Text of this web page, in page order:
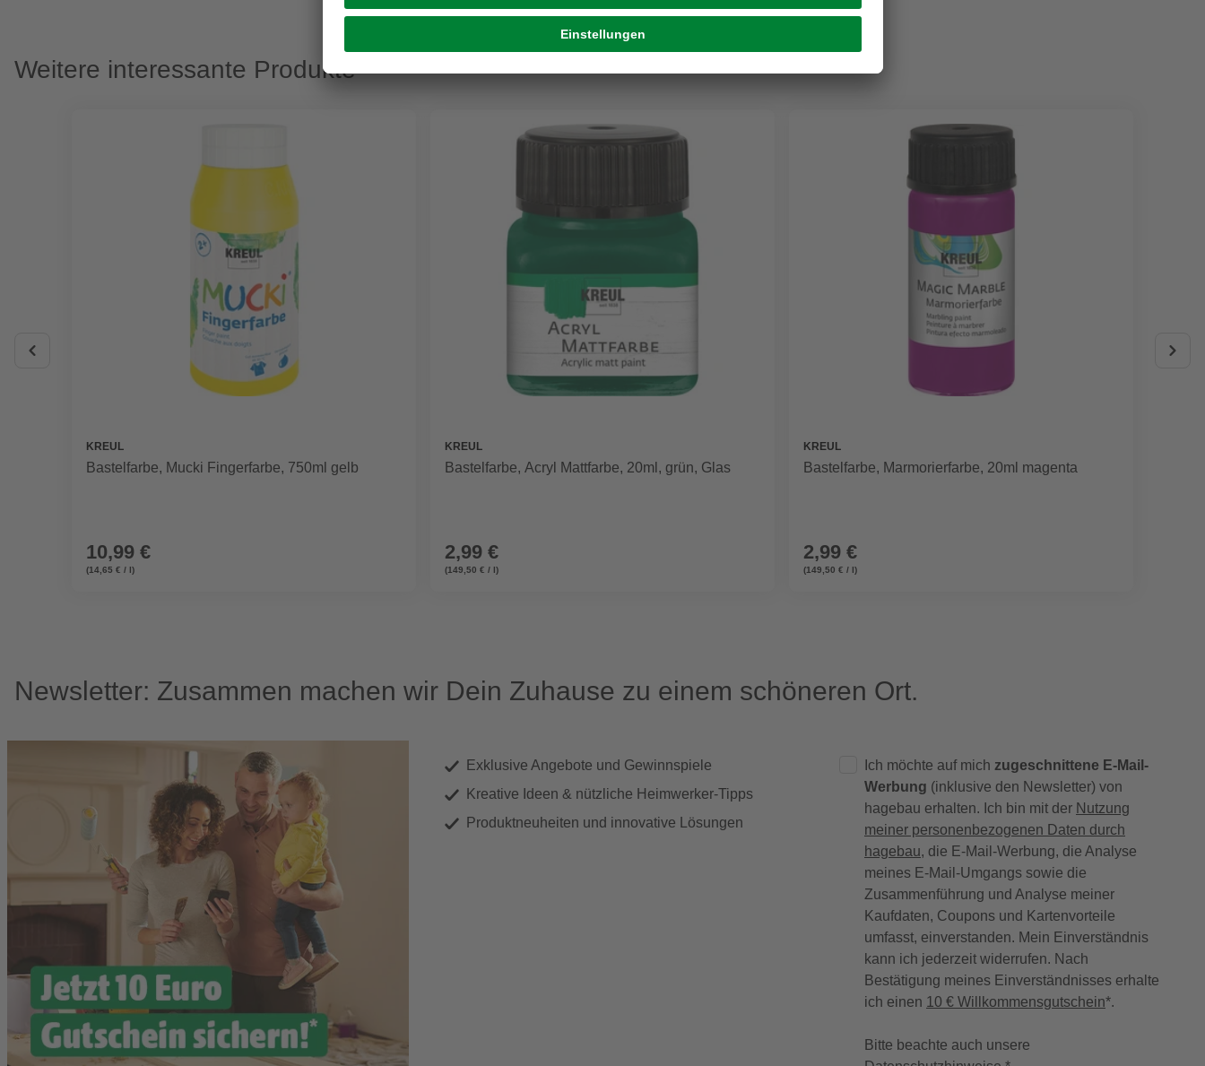
Weitere interessante Produkte
KREUL
Bastelfarbe, Mucki Fingerfarbe, 750ml gelb
10,99 €
(14,65 € / l)
KREUL
Bastelfarbe, Acryl Mattfarbe, 20ml, grün, Glas
2,99 €
(149,50 € / l)
KREUL
Bastelfarbe, Marmorierfarbe, 20ml magenta
2,99 €
(149,50 € / l)
Newsletter: Zusammen machen wir Dein Zuhause zu einem schöneren Ort.
Exklusive Angebote und Gewinnspiele
Kreative Ideen & nützliche Heimwerker-Tipps
Produktneuheiten und innovative Lösungen
Ich möchte auf mich zugeschnittene E-Mail-
Werbung (inklusive den Newsletter) von
hagebau erhalten. Ich bin mit der Nutzung
meiner personenbezogenen Daten durch
hagebau, die E-Mail-Werbung, die Analyse
meines E-Mail-Umgangs sowie die
Zusammenführung und Analyse meiner
Kaufdaten, Coupons und Kartenvorteile
umfasst, einverstanden. Mein Einverständnis
kann ich jederzeit widerrufen. Nach
Bestätigung meines Einverständnisses erhalte
ich einen 10 € Willkommensgutschein*.
Bitte beachte auch unsere